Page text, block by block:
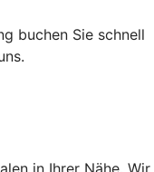
buchen Sie schnell
in Ihrer Nähe. Wir